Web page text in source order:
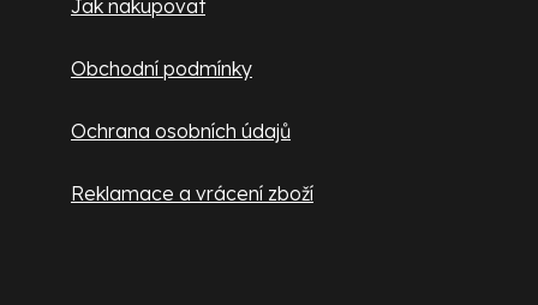
Jak nakupovat
Obchodní podmínky
Ochrana osobních údajů
Reklamace a vrácení zboží